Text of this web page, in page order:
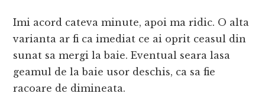
Imi acord cateva minute, apoi ma ridic. O alta
varianta ar fi ca imediat ce ai oprit ceasul din
sunat sa mergi la baie. Eventual seara lasa
geamul de la baie usor deschis, ca sa fie
racoare de dimineata.